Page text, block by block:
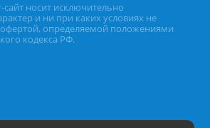
сайт носит исключительно
и ни при каких условиях не
определяемой положениями
кодекса РФ.